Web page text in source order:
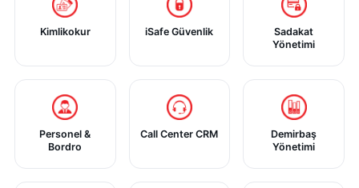
Kimlikokur iSafe Güvenlik
Sadakat
Yönetimi
Personel &
Bordro
Call Center CRM
Demirbaş
Yönetimi